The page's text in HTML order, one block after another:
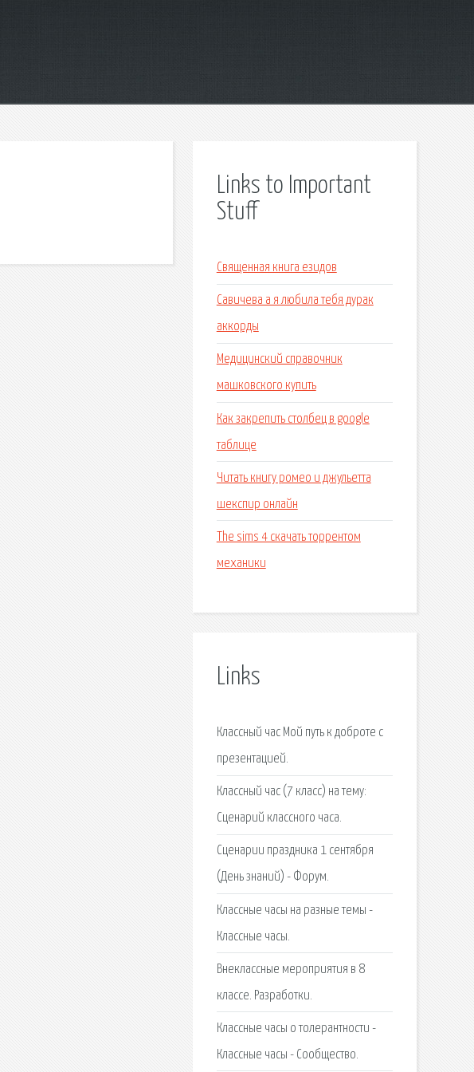
Links to Important
Stuff
Священная книга езидов
Савичева а я любила тебя дурак
аккорды
Медицинский справочник
машковского купить
Как закрепить столбец в google
таблице
Читать книгу ромео и джульетта
шекспир онлайн
The sims 4 скачать торрентом
механики
Links
Классный час Мой путь к доброте с
презентацией.
Классный час (7 класс) на тему:
Сценарий классного часа.
Сценарии праздника 1 сентября
(День знаний) - Форум.
Классные часы на разные темы -
Классные часы.
Внеклассные мероприятия в 8
классе. Разработки.
Классные часы о толерантности -
Классные часы - Сообщество.